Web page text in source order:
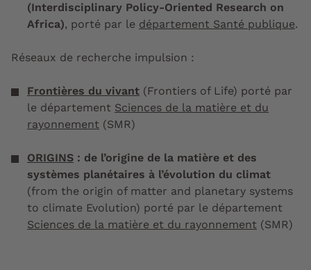
(Interdisciplinary Policy-Oriented Research on
Africa), porté par le département Santé publique.
Réseaux de recherche impulsion :
Frontières du vivant (Frontiers of Life) porté par
le département Sciences de la matière et du
rayonnement (SMR)
ORIGINS : de l’origine de la matière et des
systèmes planétaires à l’évolution du climat
(from the origin of matter and planetary systems
to climate Evolution) porté par le département
Sciences de la matière et du rayonnement (SMR)